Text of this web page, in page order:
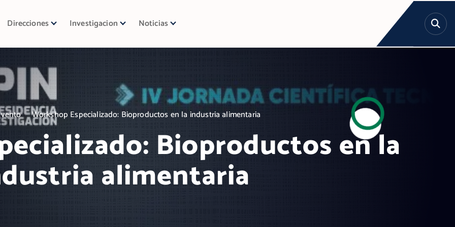
Direcciones Investigacion Noticias
Workshop Especializado: Bioproductos en la industria alimentaria
Bioproductos en la
alimentaria